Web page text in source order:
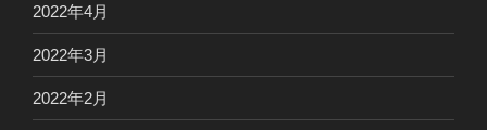
2022年4月
2022年3月
2022年2月